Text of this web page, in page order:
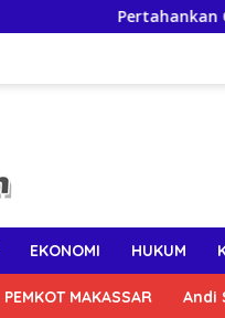
Pertahankan Capaian
EKONOMI HUKUM
PEMKOT MAKASSAR Andi